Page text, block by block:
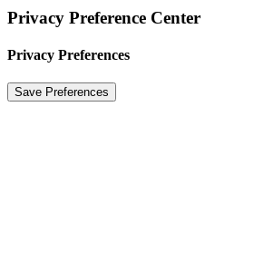
Privacy Preference Center
Privacy Preferences